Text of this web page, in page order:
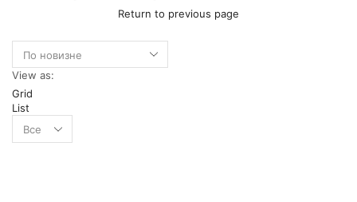
Return to previous page
View as:
Grid
List